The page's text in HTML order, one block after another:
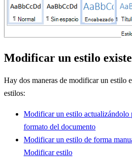
Modificar un estilo
Hay dos maneras de modificar un estilo
estilos:
Modificar un estilo actualizándolo
formato del documento
Modificar un estilo de forma
Modificar estilo